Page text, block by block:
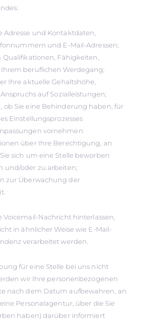
Adresse und Kontaktdaten,
und E-Mail-Adressen;
Fähigkeiten,
beruflichen Werdegang;
Ihre aktuelle Gehaltshöhe,
auf Sozialleistungen;
ob Sie eine Behinderung haben, für
Einstellungsprozesses
vornehmen
über Ihre Berechtigung, an
sich um eine Stelle beworben
und/oder zu arbeiten;
zur Überwachung der
Voicemail-Nachricht hinterlassen,
in ähnlicher Weise wie E-Mail-
verarbeitet werden.
für eine Stelle bei uns nicht
wir Ihre personenbezogenen
nach dem Datum aufbewahren, an
Personalagentur, über die Sie
haben) darüber informiert